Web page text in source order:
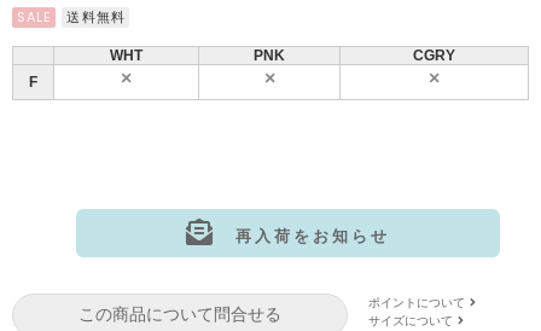
SALE 送料無料
WHT PNK
CGRY
F
再入荷をお知らせ
サイズ:F カラー: PNK
この商品について問合せる
ポイントについて
サイズについて